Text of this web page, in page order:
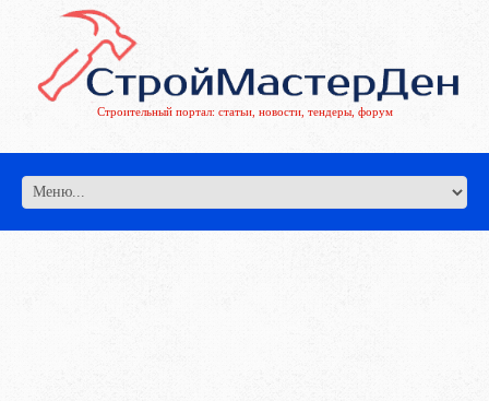
Строительный портал: статьи, новости, тендеры, форум